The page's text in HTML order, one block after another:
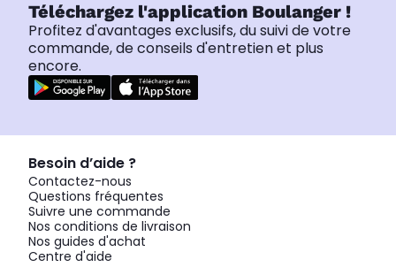
Téléchargez l'application Boulanger !
Profitez d'avantages exclusifs, du suivi de votre
commande, de conseils d'entretien et plus
encore.
Besoin d’aide ?
Contactez-nous
Questions fréquentes
Suivre une commande
Nos conditions de livraison
Nos guides d'achat
Centre d'aide